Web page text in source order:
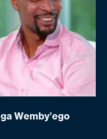
Wemby’ego